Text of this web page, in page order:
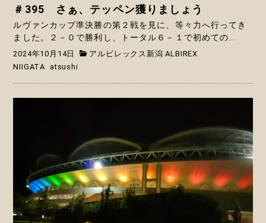
＃395 さぁ、テッペン獲りましょう
ルヴァンカップ準決勝の第２戦を見に、等々力へ行ってき
ました。２－０で勝利し、トータル６－１で初めての...
2024年10月14日
アルビレックス新潟 ALBIREX
NIIGATA
atsushi